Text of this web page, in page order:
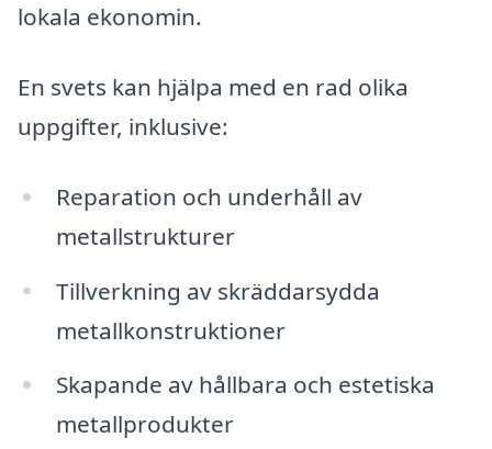
lokala ekonomin.
En svets kan hjälpa med en rad olika
uppgifter, inklusive:
Reparation och underhåll av
metallstrukturer
Tillverkning av skräddarsydda
metallkonstruktioner
Skapande av hållbara och estetiska
metallprodukter